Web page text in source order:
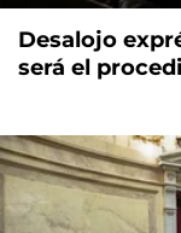
Desalojo
será el